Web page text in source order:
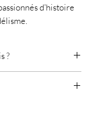
d'histoire
?